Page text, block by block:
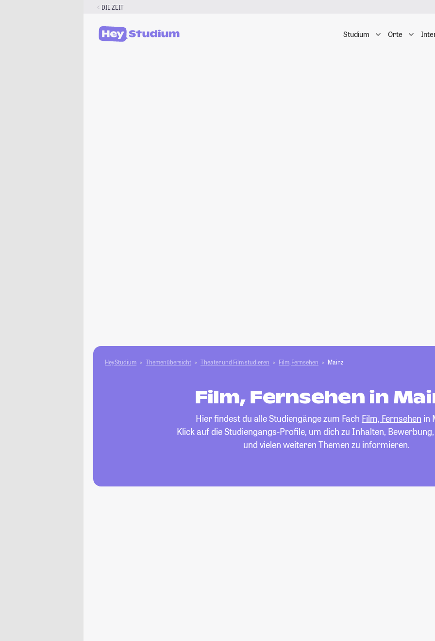
DIE ZEIT
Studium Orte
HeyStudium Themenübersicht Theater und Film studieren Film, Fernsehen Mainz
Film, Fernsehen in
Hier findest du alle Studiengänge zum Fach Film, Fernsehen in
Klick auf die Studiengangs-Profile, um dich zu Inhalten,
und vielen weiteren Themen zu informieren.